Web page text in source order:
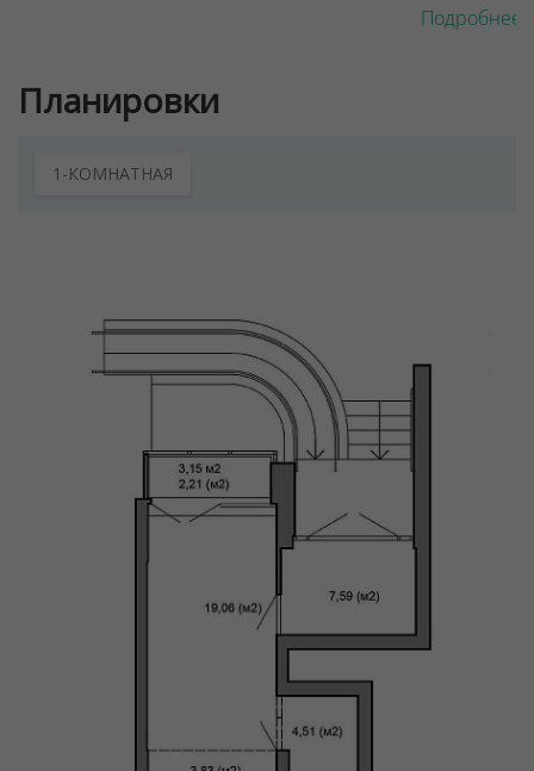
Подробнее
Планировки
1-КОМНАТНАЯ
Для обеспечения удобства пользователей сайта